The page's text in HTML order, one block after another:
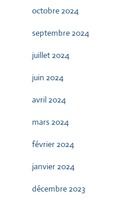
octobre 2024
septembre 2024
juillet 2024
juin 2024
avril 2024
mars 2024
février 2024
janvier 2024
décembre 2023